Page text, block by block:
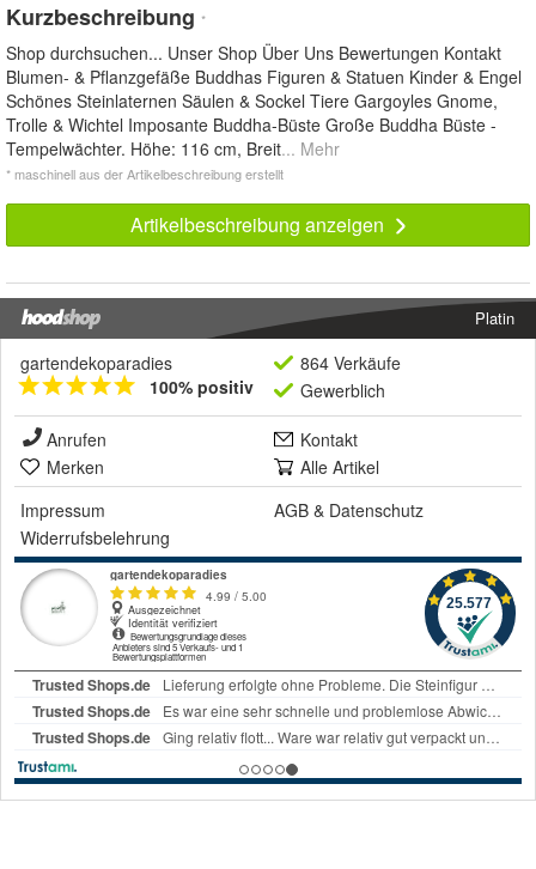
Kurzbeschreibung *
Shop durchsuchen... Unser Shop Über Uns Bewertungen Kontakt
Blumen- & Pflanzgefäße Buddhas Figuren & Statuen Kinder & Engel
Schönes Steinlaternen Säulen & Sockel Tiere Gargoyles Gnome,
Trolle & Wichtel Imposante Buddha-Büste Große Buddha Büste -
Tempelwächter. Höhe: 116 cm, Breit... Mehr
* maschinell aus der Artikelbeschreibung erstellt
Artikelbeschreibung anzeigen
Platin
gartendekoparadies
100% positiv
864 Verkäufe
Gewerblich
Anrufen
Kontakt
Merken
Alle Artikel
Impressum
AGB & Datenschutz
Widerrufsbelehrung